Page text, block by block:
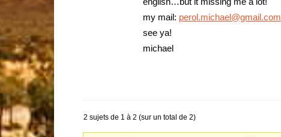
my mail: perol.michael@gmail.com
see ya!
michael
2 sujets de 1 à 2 (sur un total de 2)